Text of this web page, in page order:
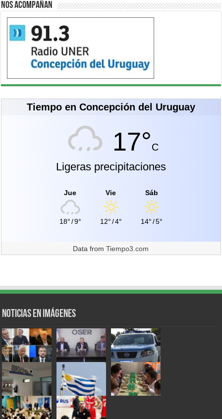
Nos acompañan
Tiempo en Concepción del Uruguay
17°C
Ligeras precipitaciones
Jue
18°/9°
Vie
12°/4°
Sáb
14°/5°
Data fromTiempo3.com
Noticias en Imágenes